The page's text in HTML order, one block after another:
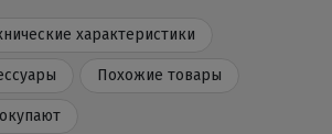
характеристики
Похожие товары